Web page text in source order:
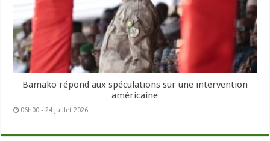
Bamako répond aux spéculations sur une intervention
américaine
06h00 - 24 juillet 2026